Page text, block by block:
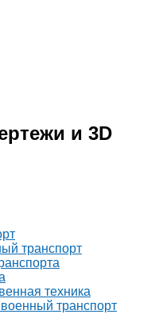
и 3D
транспорт
техника
транспорт